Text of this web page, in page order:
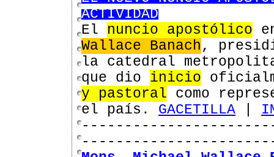
ACTIVIDAD
El nuncio apostólico
Wallace Banach,
la catedral
que dio inicio
y pastoral como
el país. GACETILLA